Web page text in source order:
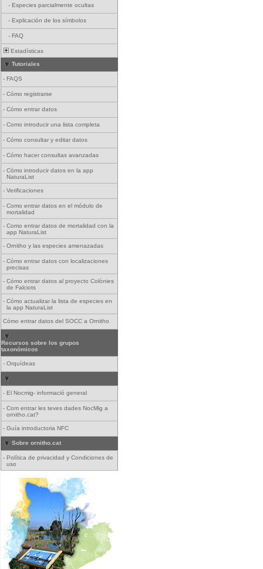
- Especies parcialmente ocultas
- Explicación de los símbolos
- FAQ
Estadísticas
Tutoriales
- FAQS
- Cómo registrarse
- Cómo entrar datos
- Como introducir una lista completa
- Cómo consultar y editar datos
- Cómo hacer consultas avanzadas
- Cómo introducir datos en la app
NaturaList
- Verificaciones
- Como entrar datos en el módulo de
mortalidad
- Como entrar datos de mortalidad con la
app NaturaList
- Ornitho y las especies amenazadas
- Cómo entrar datos con localizaciones
precisas
- Cómo entrar datos al proyecto Colònies
de Falciots
- Cómo actualizar la lista de especies en
la app NaturaList
Cómo entrar datos del SOCC a Ornitho
Recursos sobre los grupos
taxonómicos
- Orquídeas
- El Nocmig- informació general
- Com entrar les teves dades NocMig a
ornitho.cat?
- Guía introductoria NFC
Sobre ornitho.cat
- Política de privacidad y Condiciones de
uso